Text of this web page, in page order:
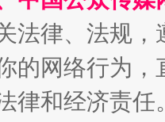
法律、法规
的网络行为
律和经济责